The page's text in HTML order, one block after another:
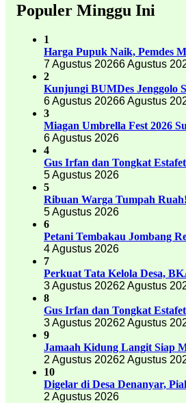
Populer Minggu Ini
1
Harga Pupuk Naik, Pemdes
7 Agustus 20266 Agustus
2
Kunjungi BUMDes Jenggolo
6 Agustus 20266 Agustus
3
Miagan Umbrella Fest 2026
6 Agustus 2026
4
Gus Irfan dan Tongkat
5 Agustus 2026
5
Ribuan Warga Tumpah
5 Agustus 2026
6
Petani Tembakau Jombang
4 Agustus 2026
7
Perkuat Tata Kelola Desa,
3 Agustus 20262 Agustus
8
Gus Irfan dan Tongkat
3 Agustus 20262 Agustus
9
Jamaah Kidung Langit Siap
2 Agustus 20262 Agustus
10
Digelar di Desa Denanyar,
2 Agustus 2026